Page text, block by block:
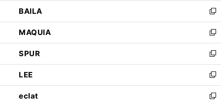
く
ウ
ィ
ン
ド
ウ
で
開
く
し
い
ウ
ィ
ン
ド
ウ
で
開
く
BAILA
新
し
い
ウ
ィ
ン
ド
ウ
で
MAQUIA
新
し
い
ウ
ィ
ン
ド
SPUR
新
し
い
ウ
ィ
LEE
新
し
い
eclat
新